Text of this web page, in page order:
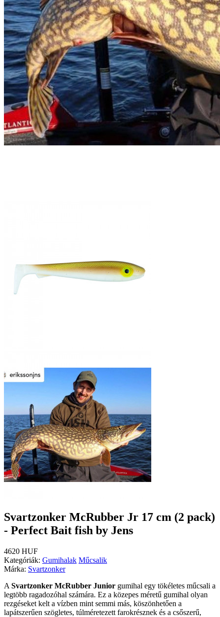
Svartzonker McRubber Jr 17 cm (2 pack)
- Perfect Bait fish by Jens
4620 HUF
Kategóriák: Gumihalak Műcsalik
Márka: Svartzonker
A Svartzonker McRubber Junior gumihal egy tökéletes műcsali a
legtöbb ragadozóhal számára. Ez a közepes méretű gumihal olyan
rezgéseket kelt a vízben mint semmi más, köszönhetően a
lapátszerűen szögletes, túlméretezett farokrésznek és a csőszerű,